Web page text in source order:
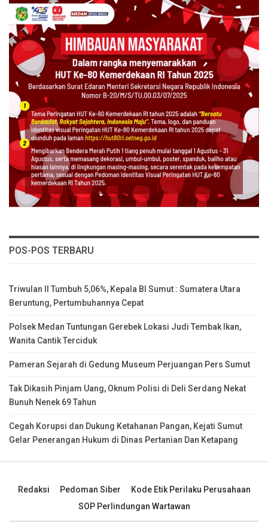
POS-POS TERBARU
Triwulan II Tumbuh 5,06%, Kepala BI Sumut : Sumatera Utara
Beruntung, Pertumbuhannya Cepat
Polsek Medan Tuntungan Gerebek Lokasi Judi Tembak Ikan,
Wanita Cantik Terciduk
Pameran Sejarah di Gedung Museum Perjuangan Pers Sumut
Tak Dikasih Pinjam Uang, Oknum Polisi di Deli Serdang Nekat
Bunuh Nenek 69 Tahun
Cegah Korupsi dan Dukung Ketahanan Pangan, Kejati Sumut
Gelar Penerangan Hukum di Dinas Pertanian Dan Ketapang
Redaksi Pedoman Siber
Kode Etik Perilaku Perusahaan
SOP Perlindungan Wartawan